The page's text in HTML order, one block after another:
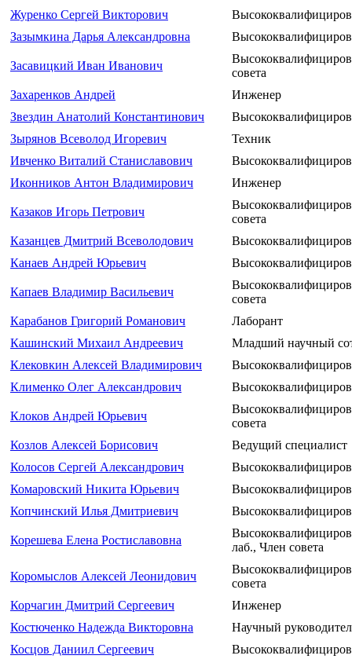
Журенко Сергей Викторович
Зазымкина Дарья Александровна
Засавицкий Иван Иванович
совета
Захаренков Андрей
Инженер
Звездин Анатолий Константинович
Зырянов Всеволод Игоревич
Техник
Ивченко Виталий Станиславович
Иконников Антон Владимирович
Инженер
Казаков Игорь Петрович
совета
Казанцев Дмитрий Всеволодович
Канаев Андрей Юрьевич
Капаев Владимир Васильевич
совета
Карабанов Григорий Романович
Лаборант
Кашинский Михаил Андреевич
Младший научный
Клековкин Алексей Владимирович
Клименко Олег Александрович
Клоков Андрей Юрьевич
совета
Козлов Алексей Борисович
Ведущий специалист
Колосов Сергей Александрович
Комаровский Никита Юрьевич
Копчинский Илья Дмитриевич
Корешева Елена Ростиславовна
лаб., Член совета
Коромыслов Алексей Леонидович
совета
Корчагин Дмитрий Сергеевич
Инженер
Костюченко Надежда Викторовна
Научный
Косцов Даниил Сергеевич